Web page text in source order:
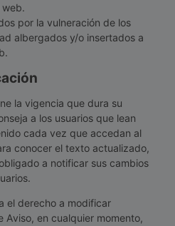
por la vulneración de los
albergados y/o insertados a
la vigencia que dura su
a los usuarios que lean
cada vez que accedan al
conocer el texto actualizado,
a notificar sus cambios
el derecho a modificar
Aviso, en cualquier momento,